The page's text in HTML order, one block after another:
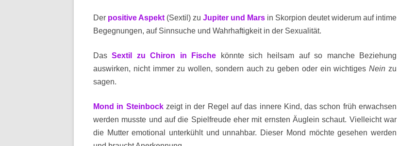
Der positive Aspekt (Sextil) zu Jupiter und Mars in Skorpion deutet widerum auf intime
Begegnungen, auf Sinnsuche und Wahrhaftigkeit in der Sexualität.
DasSextil zu Chiron in Fische könnte sich heilsam auf so manche Beziehung
auswirken, nicht immer zu wollen, sondern auch zu geben oder ein wichtigesNein zu
sagen.
Mond in Steinbock zeigt in der Regel auf das innere Kind, das schon früh erwachsen
werden musste und auf die Spielfreude eher mit ernsten Äuglein schaut. Vielleicht war
die Mutter emotional unterkühlt und unnahbar. Dieser Mond möchte gesehen werden